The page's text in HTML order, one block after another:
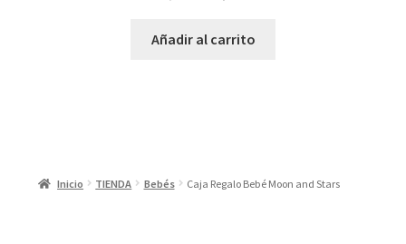
originalactual
Añadir al carrito
Inicio TIENDA Bebés Caja Regalo Bebé Moon and Stars